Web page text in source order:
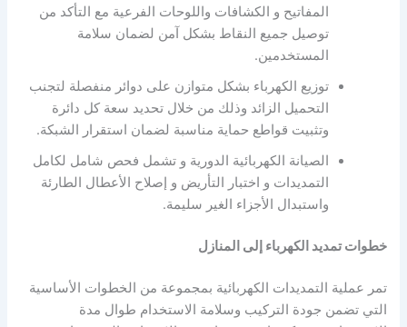
المفاتيح و الكشافات واللوحات الفرعية مع التأكد من
توصيل جميع النقاط بشكل آمن لضمان سلامة
المستخدمين.
توزيع الكهرباء بشكل متوازن على دوائر منفصلة لتجنب
التحميل الزائد وذلك من خلال تحديد سعة كل دائرة
وتثبيت قواطع حماية مناسبة لضمان استقرار الشبكة.
الصيانة الكهربائية الدورية و تشمل فحص شامل لكامل
التمديدات و اختبار التأريض و إصلاح الأعطال الطارئة
واستبدال الأجزاء الغير سليمة.
خطوات تمديد الكهرباء إلى المنازل
تمر عملية التمديدات الكهربائية بمجموعة من الخطوات الأساسية
التي تضمن جودة التركيب وسلامة الاستخدام طوال مدة